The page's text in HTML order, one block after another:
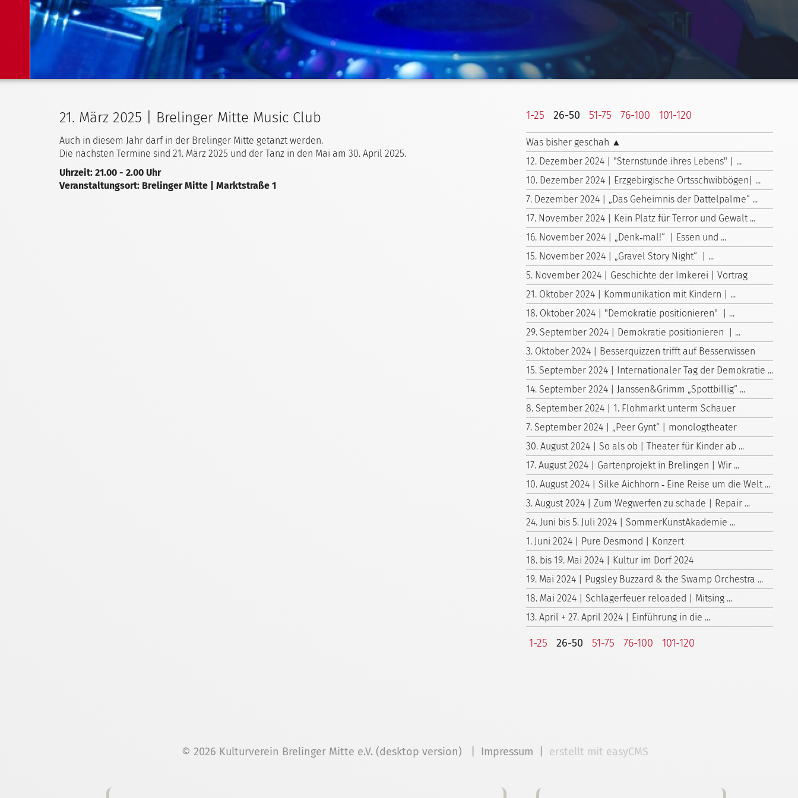
1-25 26-50 51-75 76-100 101-120
Was bisher geschah ▲
12. Dezember 2024 | "Sternstunde ihres Lebens" | ...
10. Dezember 2024 | Erzgebirgische Ortsschwibbögen| ...
7. Dezember 2024 | „Das Geheimnis der Dattelpalme“ ...
17. November 2024 | Kein Platz für Terror und Gewalt ...
16. November 2024 | „Denk‑mal!“ | Essen und ...
15. November 2024 | „Gravel Story Night“ | ...
5. November 2024 | Geschichte der Imkerei | Vortrag
21. Oktober 2024 | Kommunikation mit Kindern | ...
18. Oktober 2024 | "Demokratie positionieren" | ...
29. September 2024 | Demokratie positionieren | ...
3. Oktober 2024 | Besserquizzen trifft auf Besserwissen
15. September 2024 | Internationaler Tag der Demokratie ...
14. September 2024 | Janssen&Grimm „Spottbillig“ ...
8. September 2024 | 1. Flohmarkt unterm Schauer
7. September 2024 | „Peer Gynt“ | monologtheater
30. August 2024 | So als ob | Theater für Kinder ab ...
17. August 2024 | Gartenprojekt in Brelingen | Wir ...
10. August 2024 | Silke Aichhorn ‑ Eine Reise um die Welt ...
3. August 2024 | Zum Wegwerfen zu schade | Repair ...
24. Juni bis 5. Juli 2024 | Sommer­Kunst­Akademie ...
1. Juni 2024 | Pure Desmond | Konzert
18. bis 19. Mai 2024 | Kultur im Dorf 2024
19. Mai 2024 | Pugsley Buzzard & the Swamp Orchestra ...
18. Mai 2024 | Schlagerfeuer reloaded | Mitsing ...
13. April + 27. April 2024 | Einführung in die ...
1-25 26-50 51-75 76-100 101-120
21. März 2025 | Brelinger Mitte Music Club
Auch in diesem Jahr darf in der Brelinger Mitte getanzt werden.
Die nächsten Termine sind 21. März 2025 und der Tanz in den Mai am 30. April 2025.
Uhrzeit: 21.00 - 2.00 Uhr
Veranstaltungsort: Brelinger Mitte | Marktstraße 1
© 2026 Kulturverein Brelinger Mitte e.V. (desktop version) | Impressum erstellt mit easyCMS